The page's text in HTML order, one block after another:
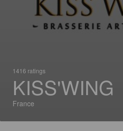
1416 ratings
KISS'WING
France